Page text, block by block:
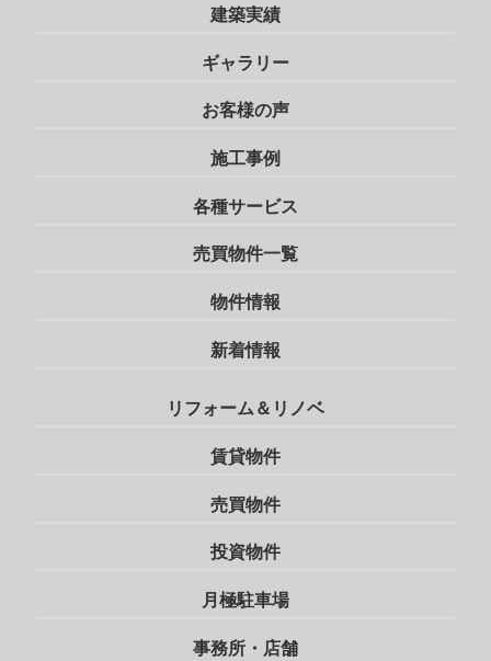
建築実績
ギャラリー
お客様の声
施工事例
各種サービス
売買物件一覧
物件情報
新着情報
リフォーム＆リノベ
賃貸物件
売買物件
投資物件
月極駐車場
事務所・店舗